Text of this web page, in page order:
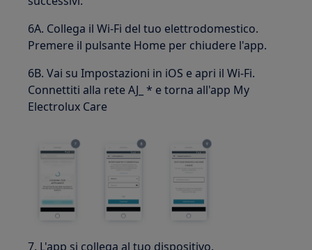
6A. Collega il Wi-Fi del tuo elettrodomestico.
Premere il pulsante Home per chiudere l'app.
6B. Vai su Impostazioni in iOS e apri il Wi-Fi.
Connettiti alla rete AJ_ * e torna all'app My
Electrolux Care
7. L'app si collega al tuo dispositivo.